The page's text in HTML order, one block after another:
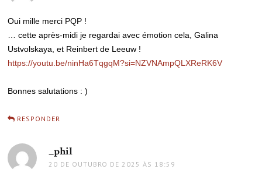
Oui mille merci PQP !
… cette après-midi je regardai avec émotion cela, Galina
Ustvolskaya, et Reinbert de Leeuw !
https://youtu.be/ninHa6TqgqM?si=NZVNAmpQLXReRK6V
Bonnes salutations : )
RESPONDER
_phil
20 DE OUTUBRO DE 2025 ÀS 18:59